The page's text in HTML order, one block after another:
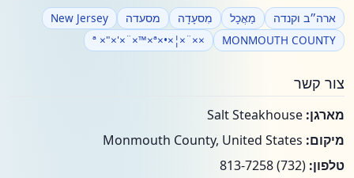
ארה״ב וקנדה מַאֲכָל מִסעָדָה מסעדה
New Jersey
MONMOUTH COUNTY
××¨×¦×•×ª ×"×'×¨×™×ª
צור קשר
מארגן:
מיקום:
טלפון: (732) 813-7258